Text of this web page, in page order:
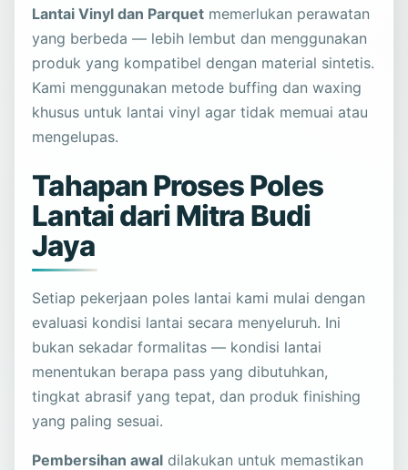
Lantai Vinyl dan Parquet memerlukan perawatan
yang berbeda — lebih lembut dan menggunakan
produk yang kompatibel dengan material sintetis.
Kami menggunakan metode buffing dan waxing
khusus untuk lantai vinyl agar tidak memuai atau
mengelupas.
Tahapan Proses Poles
Lantai dari Mitra Budi
Jaya
Setiap pekerjaan poles lantai kami mulai dengan
evaluasi kondisi lantai secara menyeluruh. Ini
bukan sekadar formalitas — kondisi lantai
menentukan berapa pass yang dibutuhkan,
tingkat abrasif yang tepat, dan produk finishing
yang paling sesuai.
Pembersihan awal dilakukan untuk memastikan